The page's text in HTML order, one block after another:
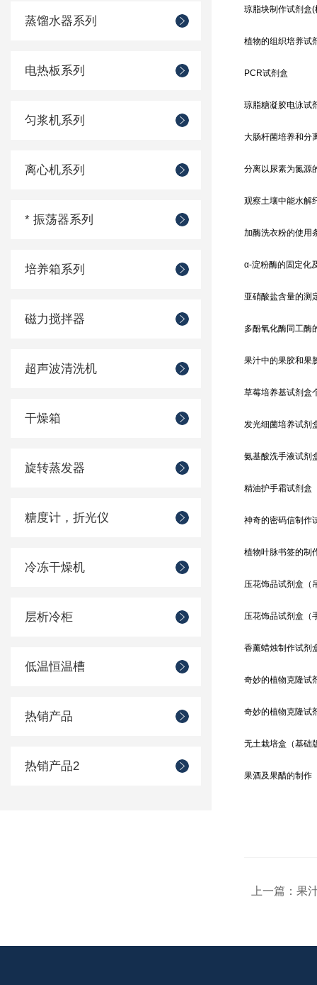
蒸馏水器系列
电热板系列
匀浆机系列
离心机系列
* 振荡器系列
培养箱系列
磁力搅拌器
超声波清洗机
干燥箱
旋转蒸发器
糖度计，折光仪
冷冻干燥机
层析冷柜
低温恒温槽
热销产品
热销产品2
琼脂块制作试剂盒
植物的组织培养试
PCR试剂盒
琼脂糖凝胶电泳试
大肠杆菌培养和分
分离以尿素为氮源
观察土壤中能水解
加酶洗衣粉的使用
α-淀粉酶的固定化
亚硝酸盐含量的测
多酚氧化酶同工酶
果汁中的果胶和果
草莓培养基试剂盒
发光细菌培养试剂
氨基酸洗手液试剂
精油护手霜试剂盒
神奇的密码信制作
植物叶脉书签的制
压花饰品试剂盒（
压花饰品试剂盒（
香薰蜡烛制作试剂
奇妙的植物克隆试
奇妙的植物克隆试
无土栽培盒（基础
果酒及果醋的制作
上一篇： 果